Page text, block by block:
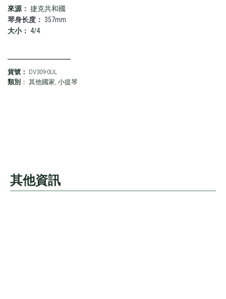
來源： 捷克共和國
琴身长度： 357mm
大小： 4/4
貨號： DV309-0UL
類別 ： 其他國家 小提琴
其他資訊